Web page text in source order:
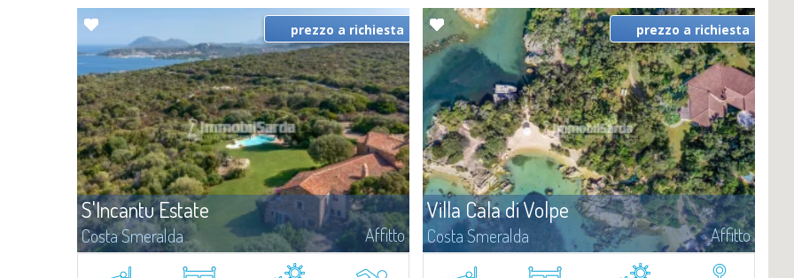
S'Incantu Estate
Costa Smeralda Affitto
S'Incantu Estate gode di una posizione privilegiata alle porte della
prezzo a richiesta
Villa Cala di Volpe
Costa Smeralda Affitto
Vi diamo il benvenuto a Villa Cala di Volpe, straordinaria proprietà
prezzo a richiesta